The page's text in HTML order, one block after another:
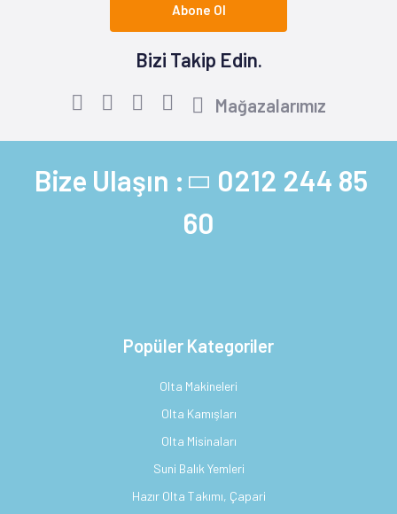
Abone Ol
Bizi Takip Edin.
Mağazalarımız
Bize Ulaşın : 0212 244 85
60
Popüler Kategoriler
Olta Makineleri
Olta Kamışları
Olta Misinaları
Suni Balık Yemleri
Hazır Olta Takımı, Çapari